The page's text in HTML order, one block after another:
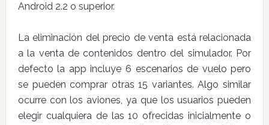
Android 2.2 o superior.
La eliminación del precio de venta está relacionada
a la venta de contenidos dentro del simulador. Por
defecto la app incluye 6 escenarios de vuelo pero
se pueden comprar otras 15 variantes. Algo similar
ocurre con los aviones, ya que los usuarios pueden
elegir cualquiera de las 10 ofrecidas inicialmente o